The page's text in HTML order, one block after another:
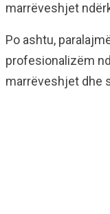
marrëveshjet
Po ashtu,
profesionalizëm
marrëveshjet dhe